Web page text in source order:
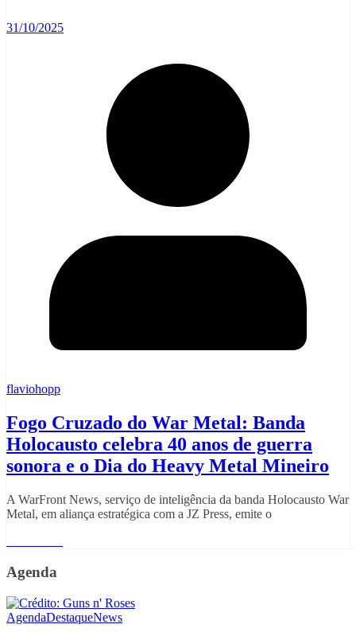
31/10/2025
flaviohopp
Fogo Cruzado do War Metal: Banda
Holocausto celebra 40 anos de guerra
sonora e o Dia do Heavy Metal Mineiro
A WarFront News, serviço de inteligência da banda Holocausto War
Metal, em aliança estratégica com a JZ Press, emite o
Agenda
AgendaDestaqueNews